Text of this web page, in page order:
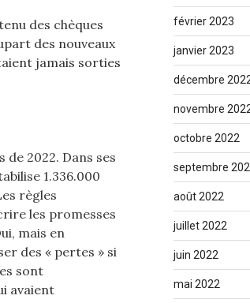
des chèques
des nouveaux
jamais sorties
de 2022. Dans ses
1.336.000
règles
les promesses
mais en
des « pertes » si
sont
avaient
février 2023
janvier 2023
décembre
novembre
octobre 2022
septembre
août 2022
juillet 2022
juin 2022
mai 2022